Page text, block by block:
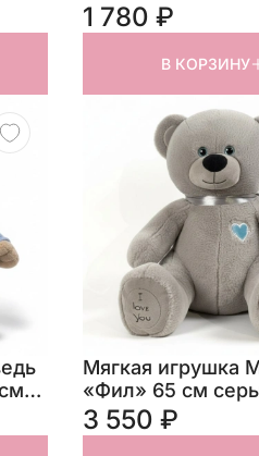
1 780 ₽
В КОРЗИНУ
Мягкая игрушка
«Фил» 65 см
3 550 ₽